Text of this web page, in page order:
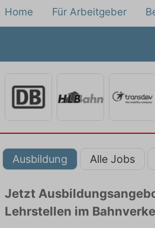
Home Für Arbeitgeber
Ausbildung Alle Jobs
Jetzt
Lehrstellen im